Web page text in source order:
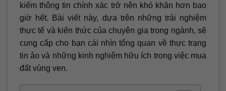
kiếm thông tin chính xác trở nên khó khăn hơn bao
giờ hết. Bài viết này, dựa trên những trải nghiệm
thực tế và kiến thức của chuyên gia trong ngành, sẽ
cung cấp cho bạn cái nhìn tổng quan về thực trạng
tin ảo và những kinh nghiệm hữu ích trong việc mua
đất vùng ven.